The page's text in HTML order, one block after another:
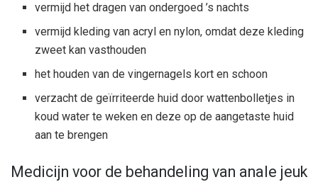
vermijd het dragen van ondergoed ’s nachts
vermijd kleding van acryl en nylon, omdat deze kleding
zweet kan vasthouden
het houden van de vingernagels kort en schoon
verzacht de geïrriteerde huid door wattenbolletjes in
koud water te weken en deze op de aangetaste huid
aan te brengen
Medicijn voor de behandeling van anale jeuk